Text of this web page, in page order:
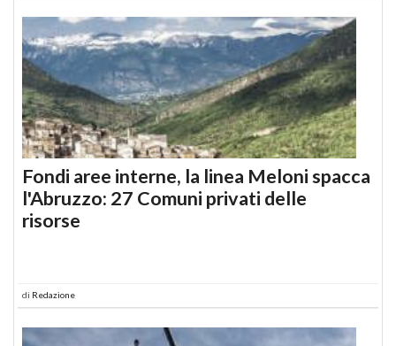
Fondi aree interne, la linea Meloni spacca
l'Abruzzo: 27 Comuni privati delle
risorse
di Redazione